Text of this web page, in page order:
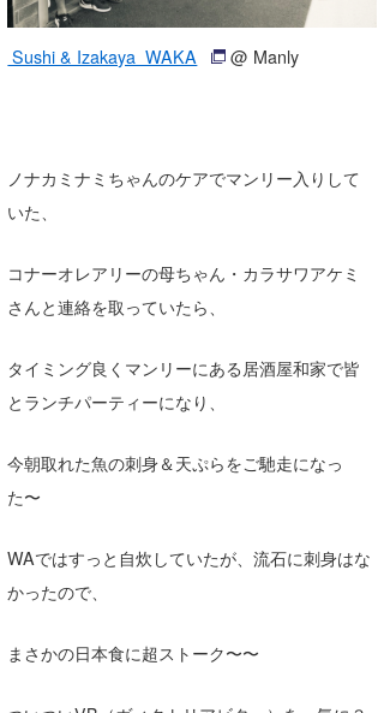
Sushi & Izakaya WAKA @ Manly
ノナカミナミちゃんのケアでマンリー入りして
いた、
コナーオレアリーの母ちゃん・カラサワアケミ
さんと連絡を取っていたら、
タイミング良くマンリーにある居酒屋和家で皆
とランチパーティーになり、
今朝取れた魚の刺身＆天ぷらをご馳走になっ
た〜
WAではすっと自炊していたが、流石に刺身はな
かったので、
まさかの日本食に超ストーク〜〜